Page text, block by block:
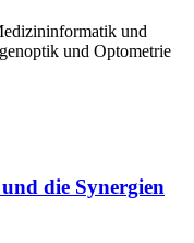
und
und Optometrie
die Synergien